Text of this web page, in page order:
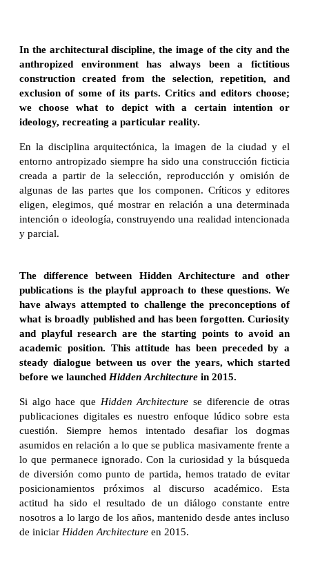
In the architectural discipline, the image of the city and the
anthropized environment has always been a fictitious
construction created from the selection, repetition, and
exclusion of some of its parts. Critics and editors choose;
we choose what to depict with a certain intention or
ideology, recreating a particular reality.
En la disciplina arquitectónica, la imagen de la ciudad y el
entorno antropizado siempre ha sido una construcción ficticia
creada a partir de la selección, reproducción y omisión de
algunas de las partes que los componen. Críticos y editores
eligen, elegimos, qué mostrar en relación a una determinada
intención o ideología, construyendo una realidad intencionada
y parcial.
The difference between Hidden Architecture and other
publications is the playful approach to these questions. We
have always attempted to challenge the preconceptions of
what is broadly published and has been forgotten. Curiosity
and playful research are the starting points to avoid an
academic position. This attitude has been preceded by a
steady dialogue between us over the years, which started
before we launched Hidden Architecture in 2015.
Si algo hace que Hidden Architecture se diferencie de otras
publicaciones digitales es nuestro enfoque lúdico sobre esta
cuestión. Siempre hemos intentado desafiar los dogmas
asumidos en relación a lo que se publica masivamente frente a
lo que permanece ignorado. Con la curiosidad y la búsqueda
de diversión como punto de partida, hemos tratado de evitar
posicionamientos próximos al discurso académico. Esta
actitud ha sido el resultado de un diálogo constante entre
nosotros a lo largo de los años, mantenido desde antes incluso
de iniciar Hidden Architecture en 2015.